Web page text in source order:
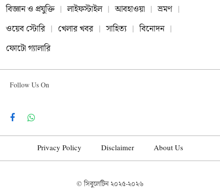
বিজ্ঞান ও প্রযুক্তি
লাইফস্টাইল আবহাওয়া
ভ্রমণ
ওয়েব স্টোরি
খেলার খবর সাহিত্য
বিনোদন
ফোটো গ্যালারি
Follow Us On
FacebookWhatsApp
Privacy Policy Disclaimer About Us
© সিবুলেটিন২০২৫-২০২৬